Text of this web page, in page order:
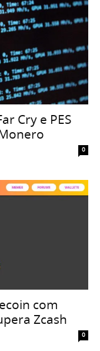
Cry e PES
0
com
Zcash
0